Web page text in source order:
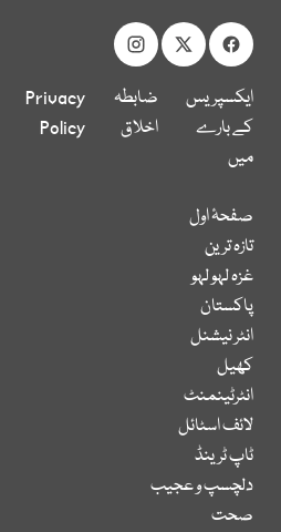
ایکسپریس
کے بارے
میں
ضابطہ
اخلاق
Privacy
Policy
صفحۂ اول
تازہ ترین
غزہ لہو لہو
پاکستان
انٹر نیشنل
کھیل
انٹرٹینمنٹ
لائف اسٹائل
ٹاپ ٹرینڈ
دلچسپ و عجیب
صحت